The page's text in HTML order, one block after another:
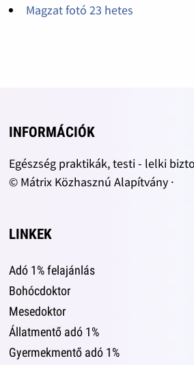
Magzat fotó 23 hetes
INFORMÁCIÓK
Egészség praktikák, testi - lelki
© Mátrix Közhasznú Alapítvány ·
LINKEK
Adó 1% felajánlás
Bohócdoktor
Mesedoktor
Állatmentő adó 1%
Gyermekmentő adó 1%